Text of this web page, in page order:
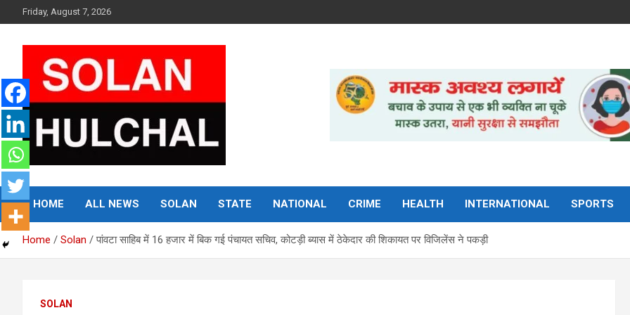
to
Friday, August 7, 2026
Solan Hulchal
Latest News From All Over Himachal
HOME ALL NEWS SOLAN STATE NATIONAL CRIME HEALTH INTERNATIONAL SPORTS
Home Solan पांवटा साहिब में 16 हजार में बिक गई पंचायत सचिव, कोटड़ी ब्यास में ठेकेदार की शिकायत पर विजिलेंस ने पकड़ी
SOLAN